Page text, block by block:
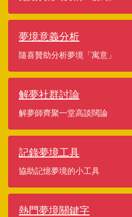
夢境意義分析
隨喜贊助分析夢境「寓意」
解夢社群討論
解夢師齊聚一堂高談闊論
記錄夢境工具
協助記憶夢境的小工具
熱門夢境關鍵字